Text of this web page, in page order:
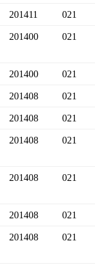
201411 021
201400 021
201400 021
201408 021
201408 021
201408 021
201408 021
201408 021
201408 021